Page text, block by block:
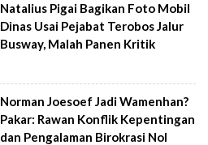
Natalius Pigai Bagikan Foto Mobil
Dinas Usai Pejabat Terobos Jalur
Busway, Malah Panen Kritik
Norman Joesoef Jadi Wamenhan?
Pakar: Rawan Konflik Kepentingan
dan Pengalaman Birokrasi Nol